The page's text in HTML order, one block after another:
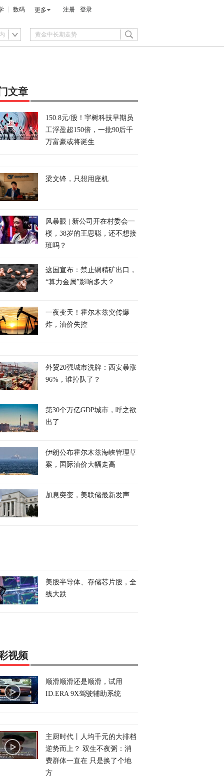
数码 更多 注册 登录
文章
150.8元/股！宇树科技早期员
工浮盈超150倍，一批90后千
万富豪或将诞生
梁文锋，只想用座机
风暴眼 | 新公司开在村委会一
楼，38岁的王思聪，还不想接
班吗？
这国宣布：禁止铜精矿出口，
“算力金属”影响多大？
一夜变天！霍尔木兹突传爆
炸，油价失控
外贸20强城市洗牌：西安暴涨
96%，谁掉队了？
第30个万亿GDP城市，呼之欲
出了
伊朗公布霍尔木兹海峡管理草
案，国际油价大幅走高
加息突变，美联储最新发声
美股半导体、存储芯片股，全
线大跌
视频
顺滑顺滑还是顺滑，试用
ID.ERA 9X驾驶辅助系统
主厨时代丨人均千元的大排档
逆势而上？ 双生不夜粥：消
费群体一直在 只是换了个地
方